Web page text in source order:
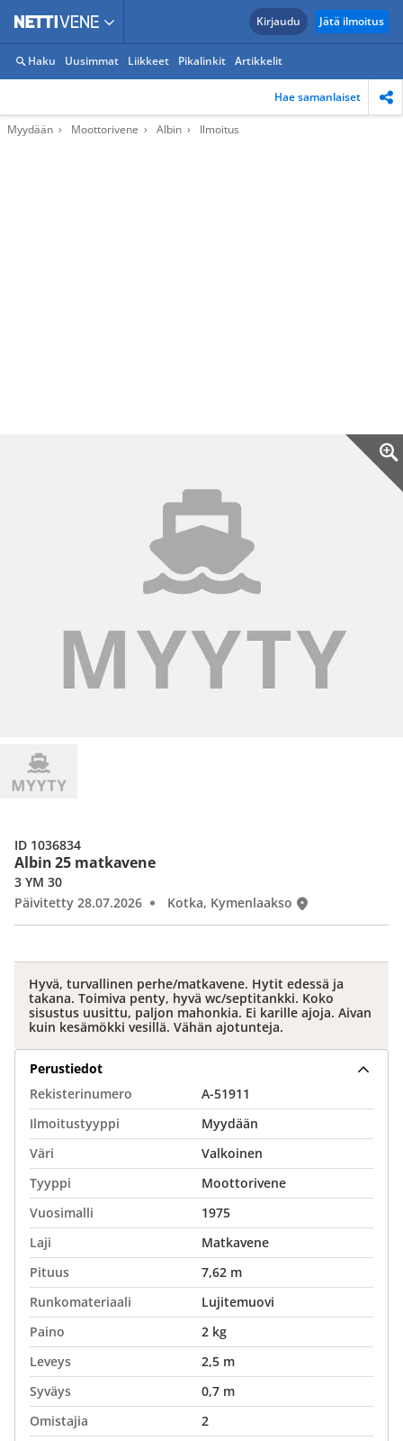
Kirjaudu Jätä ilmoitus
Haku Uusimmat Liikkeet Pikalinkit Artikkelit
Hae samanlaiset
Myydään Moottorivene Albin Ilmoitus
Albin 25 matkavene
3 YM 30
Päivitetty 28.07.2026
Kotka, Kymenlaakso
ID 1036834
Hyvä, turvallinen perhe/matkavene. Hytit edessä ja
takana. Toimiva penty, hyvä wc/septitankki. Koko
sisustus uusittu, paljon mahonkia. Ei karille ajoja. Aivan
kuin kesämökki vesillä. Vähän ajotunteja.
Perustiedot
Rekisterinumero
A-51911
Ilmoitustyyppi
Myydään
Väri
Valkoinen
Tyyppi
Moottorivene
Vuosimalli
1975
Laji
Matkavene
Pituus
7,62 m
Runkomateriaali
Lujitemuovi
Paino
2 kg
Leveys
2,5 m
Syväys
0,7 m
Omistajia
2